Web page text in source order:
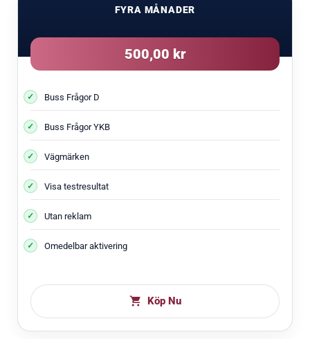
FYRA MÅNADER
500,00 kr
Buss Frågor D
Buss Frågor YKB
Vägmärken
Visa testresultat
Utan reklam
Omedelbar aktivering
Köp Nu